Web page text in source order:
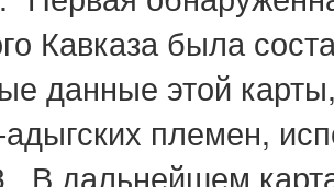
Кавказа была
данные этой
племен,
В дальнейшем